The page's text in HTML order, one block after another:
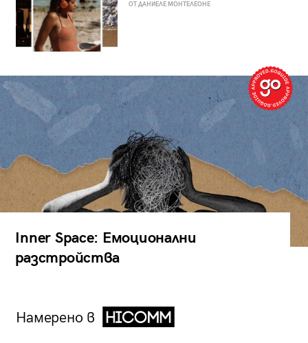
ОТ ДАНИЕЛЕ МОНТЕЛЕОНЕ
Inner Space: Емоционални
разстройства
Намерено в